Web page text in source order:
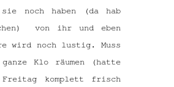
noch haben (da hab
von ihr und eben
wird noch lustig. Muss
Klo räumen (hatte
Freitag komplett frisch